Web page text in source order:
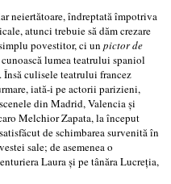
neiertătoare, îndreptată împotriva
atunci trebuie să dăm crezare
povestitor, ci un pictor de
lumea teatrului spaniol
culisele teatrului francez
iată-i pe actorii parizieni,
din Madrid, Valencia şi
Melchior Zapata, la început
de schimbarea survenită în
sale; de asemenea o
Laura şi pe tânăra Lucreţia,